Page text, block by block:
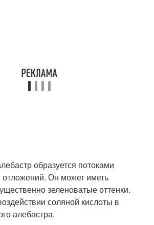
образуется потоками
отложений. Он может иметь
зеленоватые оттенки.
соляной кислоты в
алебастра.